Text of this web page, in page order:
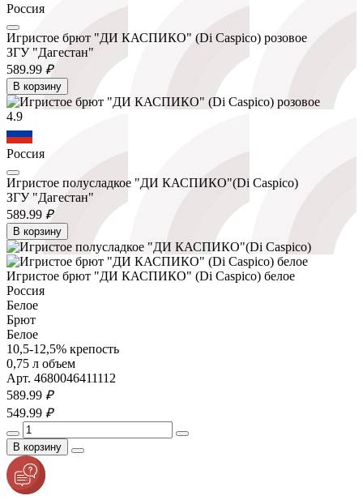
Россия
Игристое брют "ДИ КАСПИКО" (Di Caspico) розовое
ЗГУ "Дагестан"
589.99 ₽
В корзину
4.9
Россия
Игристое полусладкое "ДИ КАСПИКО"(Di Caspico)
ЗГУ "Дагестан"
589.99 ₽
В корзину
Игристое брют "ДИ КАСПИКО" (Di Caspico) белое
Россия
Белое
Брют
Белое
10,5-12,5% крепость
0,75 л объем
Арт. 4680046411112
589.99 ₽
549.99 ₽
В корзину